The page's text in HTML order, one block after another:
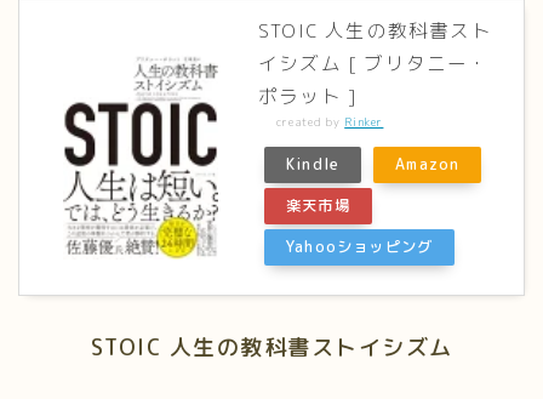
STOIC 人生の教科書スト
イシズム [ ブリタニー・
ポラット ]
created by Rinker
Kindle
Amazon
楽天市場
Yahooショッピング
STOIC 人生の教科書ストイシズム